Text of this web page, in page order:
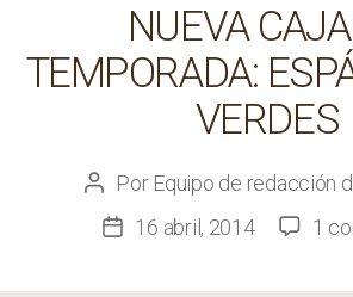
NUEVA
TEMPORADA:
VERDES
Autor
de
Por Equipo de redacción
Fecha
16 abril, 2014 1